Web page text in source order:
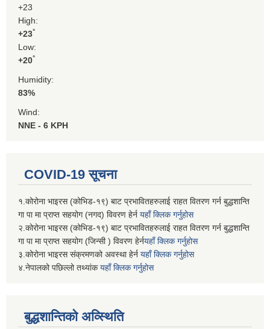
+23
High:
+23°
Low:
+20°
Humidity:
83%
Wind:
NNE - 6 KPH
COVID-19 सूचना
१.कोरोना भाइरस (कोभिड-१९) बाट प्रभावितहरुलाई राहत वितरण गर्न बुद्धशान्ति
गा पा मा प्राप्त सहयोग (नगद) विवरण हेर्न यहाँ क्लिक गर्नुहोस
२.कोरोना भाइरस (कोभिड-१९) बाट प्रभावितहरुलाई राहत वितरण गर्न बुद्धशान्ति
गा पा मा प्राप्त सहयोग (जिन्सी ) विवरण हेर्नयहाँ क्लिक गर्नुहोस
३.कोरोना भाइरस संक्रमणको अवस्था हेर्न यहाँ क्लिक गर्नुहोस
४.नेपालको पछिल्लो तथ्यांकयहाँ क्लिक गर्नुहोस
बुद्धशान्तिको अव्स्थिति